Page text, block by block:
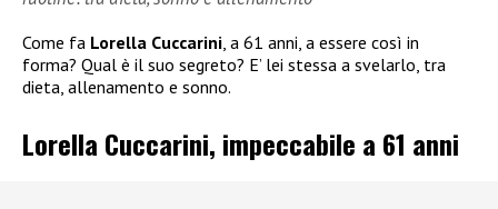
Come fa Lorella Cuccarini, a 61 anni, a essere così in
forma? Qual è il suo segreto? E’ lei stessa a svelarlo, tra
dieta, allenamento e sonno.
Lorella Cuccarini, impeccabile a 61 anni